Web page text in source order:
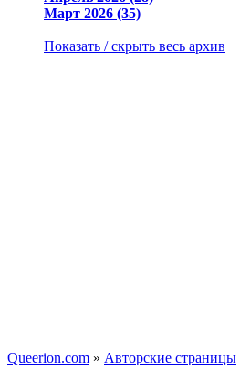
Март 2026 (35)
Показать / скрыть весь архив
Queerion.com » Авторские страницы